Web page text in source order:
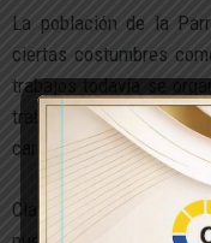
La población de la
ciertas costumbres
trabajos todavía se
trabajo comunitario,
canal de riego, arreglo
Claro también cabe